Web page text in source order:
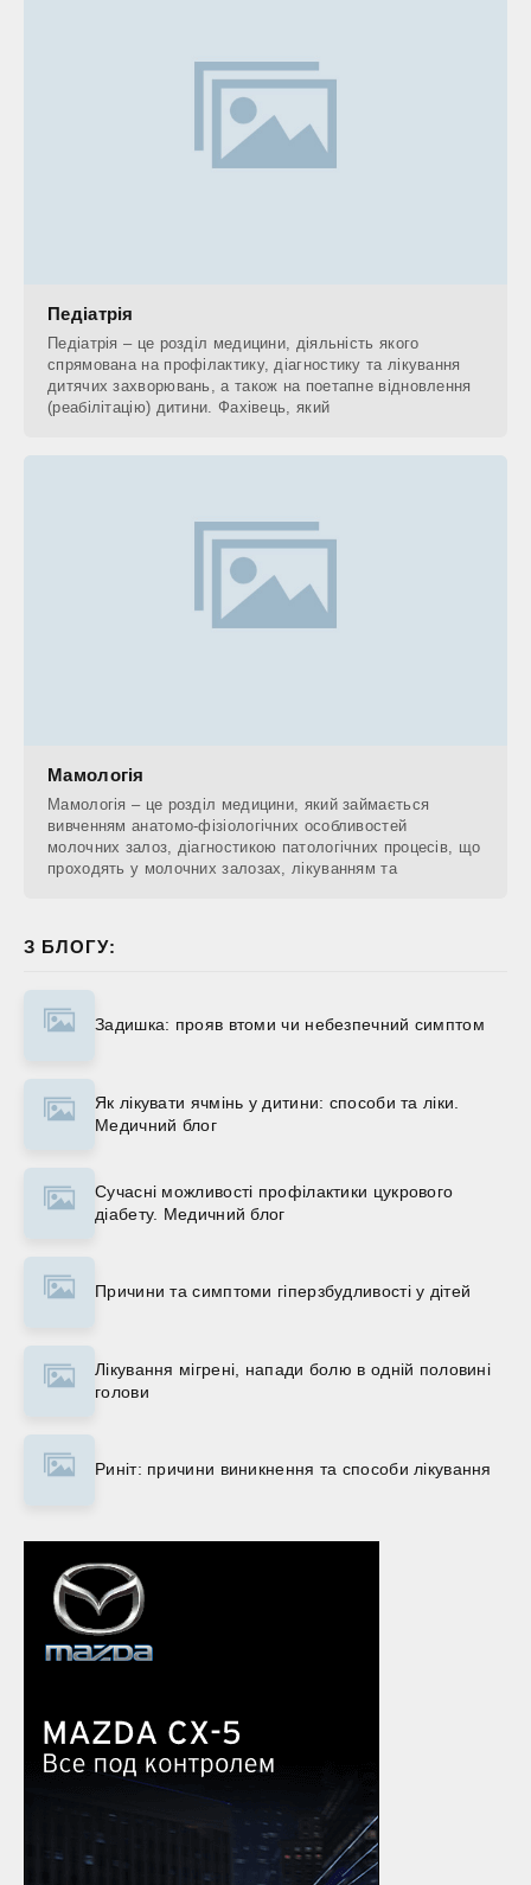
Педіатрія
Педіатрія – це розділ медицини, діяльність якого
спрямована на профілактику, діагностику та лікування
дитячих захворювань, а також на поетапне відновлення
(реабілітацію) дитини. Фахівець, який
Мамологія
Мамологія – це розділ медицини, який займається
вивченням анатомо-фізіологічних особливостей
молочних залоз, діагностикою патологічних процесів, що
проходять у молочних залозах, лікуванням та
З БЛОГУ:
Задишка: прояв втоми чи небезпечний симптом
Як лікувати ячмінь у дитини: способи та ліки.
Медичний блог
Сучасні можливості профілактики цукрового
діабету. Медичний блог
Причини та симптоми гіперзбудливості у дітей
Лікування мігрені, напади болю в одній половині
голови
Риніт: причини виникнення та способи лікування